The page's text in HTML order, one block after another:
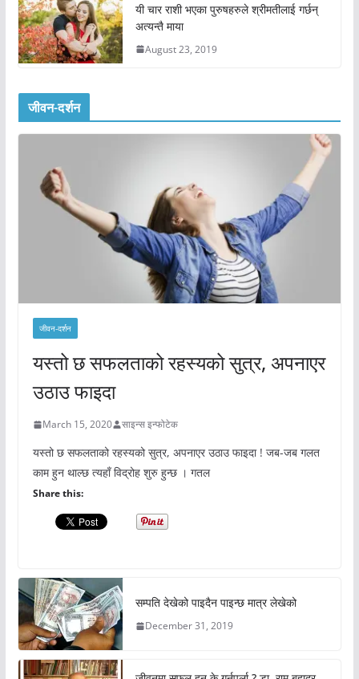
यी चार राशी भएका पुरुषहरुले श्रीमतीलाई गर्छन्
अत्यन्तै माया
August 23, 2019
जीवन-दर्शन
जीवन-दर्शन
यस्तो छ सफलताको रहस्यको सुत्र, अपनाएर
उठाउ फाइदा
March 15, 2020 साइन्स इन्फोटेक
यस्तो छ सफलताको रहस्यको सुत्र, अपनाएर उठाउ फाइदा ! जब-जब गलत
काम हुन थाल्छ त्यहाँ विद्रोह शुरु हुन्छ । गतल
Share this:
सम्पति देखेको पाइदैन पाइन्छ मात्र लेखेको
December 31, 2019